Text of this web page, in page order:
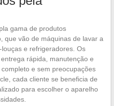
gama de produtos
que vão de máquinas de lavar a
e refrigeradores. Os
rápida, manutenção e
e sem preocupações
cada cliente se beneficia de
para escolher o aparelho